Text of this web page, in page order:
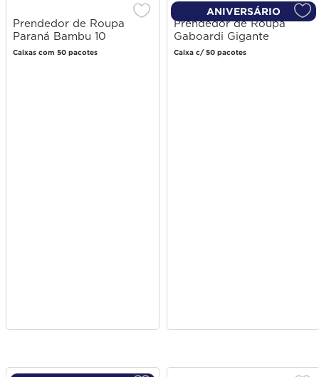
Prendedor de Roupa
Paraná Bambu 10
unidades
Caixas com 50 pacotes
ANIVERSÁRIO
Prendedor de Roupa
Gaboardi Gigante
Caixa c/ 50 pacotes